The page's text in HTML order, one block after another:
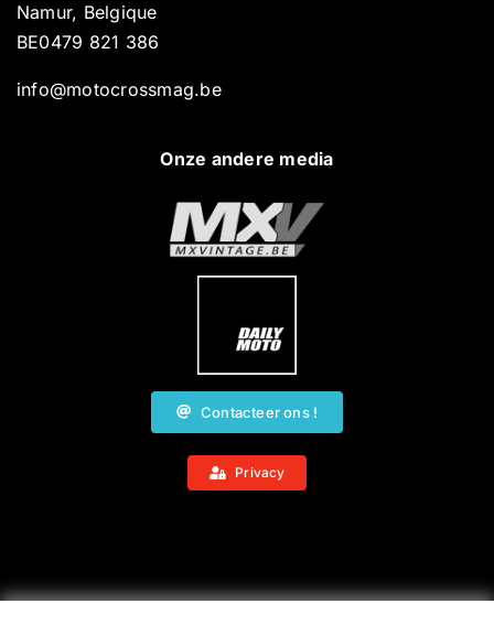
Namur, Belgique
BE0479 821 386
info@motocrossmag.be
Onze andere media
Contacteer ons !
Privacy